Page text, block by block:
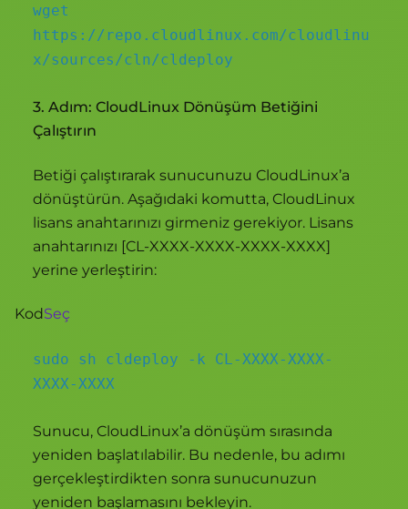
wget
https://repo.cloudlinux.com/cloudlinu
x/sources/cln/cldeploy
3. Adım: CloudLinux Dönüşüm Betiğini
Çalıştırın
Betiği çalıştırarak sunucunuzu CloudLinux’a
dönüştürün. Aşağıdaki komutta, CloudLinux
lisans anahtarınızı girmeniz gerekiyor. Lisans
anahtarınızı [CL-XXXX-XXXX-XXXX-XXXX]
yerine yerleştirin:
KodSeç
sudo sh cldeploy -k CL-XXXX-XXXX-
XXXX-XXXX
Sunucu, CloudLinux’a dönüşüm sırasında
yeniden başlatılabilir. Bu nedenle, bu adımı
gerçekleştirdikten sonra sunucunuzun
yeniden başlamasını bekleyin.